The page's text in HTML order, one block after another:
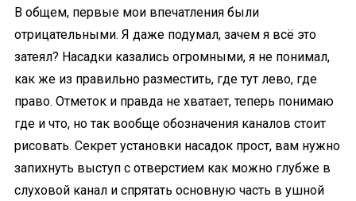
В общем, первые мои впечатления были
отрицательными. Я даже подумал, зачем я всё это
затеял? Насадки казались огромными, я не понимал,
как же из правильно разместить, где тут лево, где
право. Отметок и правда не хватает, теперь понимаю
где и что, но так вообще обозначения каналов стоит
рисовать. Секрет установки насадок прост, вам нужно
запихнуть выступ с отверстием как можно глубже в
слуховой канал и спрятать основную часть в ушной